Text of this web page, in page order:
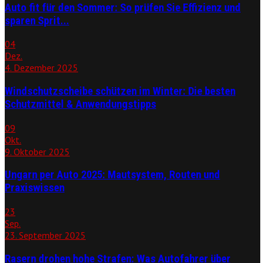
Auto fit für den Sommer: So prüfen Sie Effizienz und
sparen Sprit...
04
Dez.
4. Dezember 2025
Windschutzscheibe schützen im Winter: Die besten
Schutzmittel & Anwendungstipps
09
Okt.
9. Oktober 2025
Ungarn per Auto 2025: Mautsystem, Routen und
Praxiswissen
23
Sep.
23. September 2025
Rasern drohen hohe Strafen: Was Autofahrer über